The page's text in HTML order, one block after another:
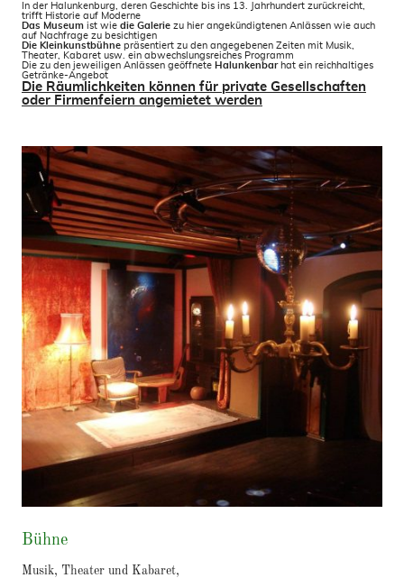
In der Halunkenburg, deren Geschichte bis ins 13. Jahrhundert zurückreicht,
trifft Historie auf Moderne
Das Museum ist wie die Galerie zu hier angekündigtenen Anlässen wie auch
auf Nachfrage zu besichtigen
Die Kleinkunstbühne präsentiert zu den angegebenen Zeiten mit Musik,
Theater, Kabaret usw. ein abwechslungsreiches Programm
Die zu den jeweiligen Anlässen geöffnete Halunkenbarhat ein reichhaltiges
Getränke-Angebot
Die Räumlichkeiten können für private Gesellschaften
oder Firmenfeiern angemietet werden
Bühne
Musik, Theater und Kabaret,